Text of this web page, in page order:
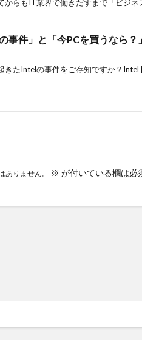
からもIT業界で働きだすまで「ビジ
事件」と「今PCを買うなら？」
きたIntelの事件をご存知ですか？
ありません。 ※ が付いている欄は必